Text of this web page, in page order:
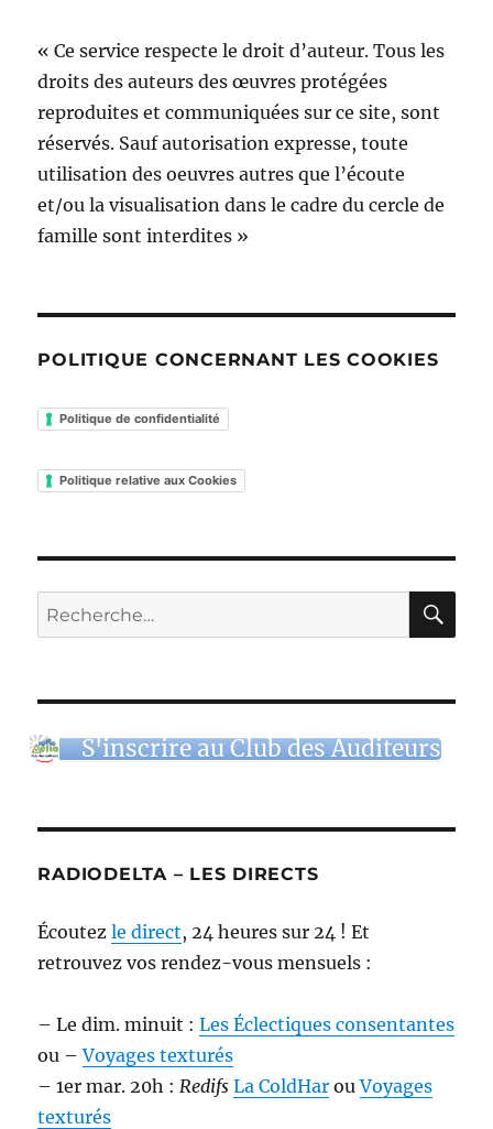
« Ce service respecte le droit d’auteur. Tous les
droits des auteurs des œuvres protégées
reproduites et communiquées sur ce site, sont
réservés. Sauf autorisation expresse, toute
utilisation des oeuvres autres que l’écoute
et/ou la visualisation dans le cadre du cercle de
famille sont interdites »
POLITIQUE CONCERNANT LES COOKIES
Politique de confidentialité
Politique relative aux Cookies
Recherche
pour :
S'inscrire au Club des Auditeurs
RADIODELTA – LES DIRECTS
Écoutezle direct, 24 heures sur 24 ! Et
retrouvez vos rendez-vous mensuels :
– Le dim. minuit :Les Éclectiques consentantes
ou –Voyages texturés
– 1er mar. 20h : Redifs La ColdHar ouVoyages
texturés